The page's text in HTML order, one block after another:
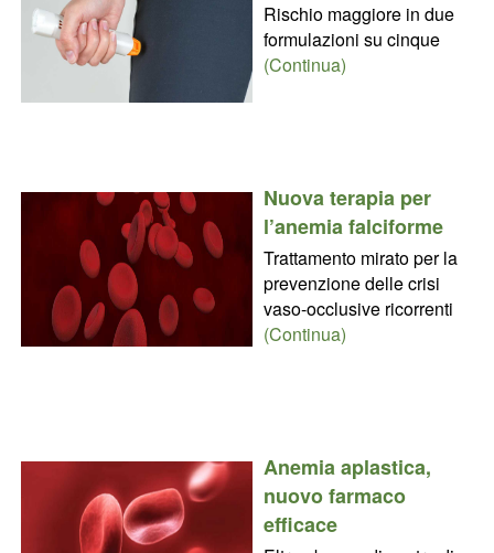
Rischio maggiore in due
formulazioni su cinque
(Continua)
Nuova terapia per
l’anemia falciforme
Trattamento mirato per la
prevenzione delle crisi
vaso-occlusive ricorrenti
(Continua)
Anemia aplastica,
nuovo farmaco
efficace